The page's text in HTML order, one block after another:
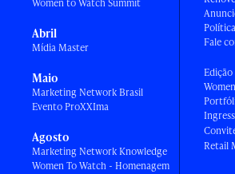
Women to Watch Summit
Abril
Mídia Master
Maio
Marketing Network Brasil
Evento ProXXIma
Agosto
Marketing Network Knowledge
Women To Watch - Homenagem
Fale
Edição
Retail